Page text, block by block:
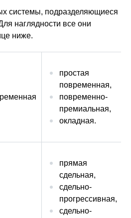
системы, подразделяющиеся
наглядности все они
ниже.
простая
повременная,
повременно-
премиальная,
окладная.
прямая
сдельная,
сдельно-
прогрессивная,
сдельно-